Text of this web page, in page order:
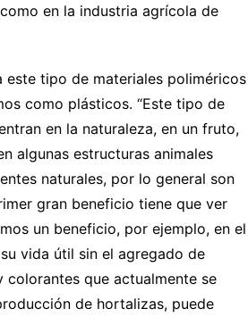
en la industria agrícola de
tipo de materiales poliméricos
como plásticos. “Este tipo de
en la naturaleza, en un fruto,
algunas estructuras animales
naturales, por lo general son
gran beneficio tiene que ver
un beneficio, por ejemplo, en el
vida útil sin el agregado de
que actualmente se
de hortalizas, puede